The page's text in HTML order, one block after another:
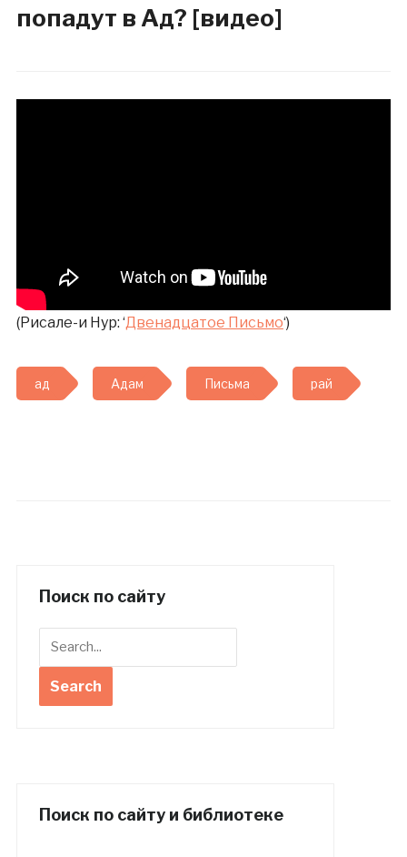
попадут в Ад? [видео]
(Рисале-и Нур: ‘Двенадцатое Письмо‘)
ад Адам Письма рай
Поиск по сайту
Поиск по сайту и библиотеке